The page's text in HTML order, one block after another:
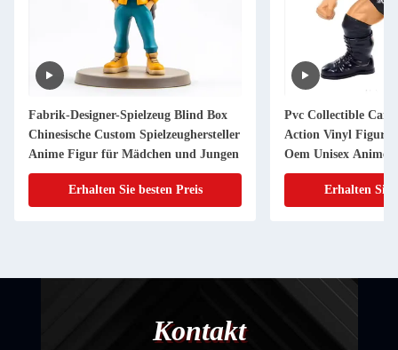
Fabrik-Designer-Spielzeug Blind Box
Chinesische Custom Spielzeughersteller
Anime Figur für Mädchen und Jungen
Erhalten Sie besten Preis
Pvc Collectible
Action Vinyl Figure
Oem Unisex Anime
Logo Personalized
Erhalten Sie
Kontakt